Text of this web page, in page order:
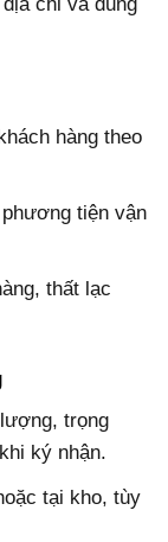
hàng theo
tiện vận
thất lạc
trọng
ký nhận.
tại kho, tùy